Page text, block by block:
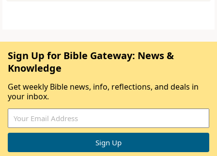
Sign Up for Bible Gateway: News &
Knowledge
Get weekly Bible news, info, reflections, and deals in
your inbox.